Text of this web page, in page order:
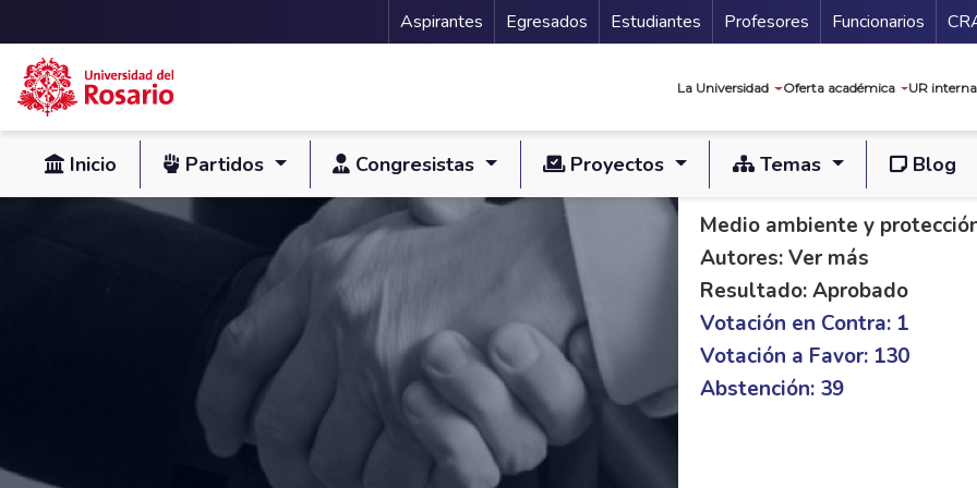
Pasar al contenido principal
Menu Secundario
Aspirantes Egresados Estudiantes Profesores Funcionarios
La Universidad Oferta académica UR
Inicio Partidos Congresistas Proyectos Temas Blog
PL C 45/20 S 484/
Medio ambiente y
Autores: Ver más
Resultado: Aprobado
Votación en Contra: 1
Votación a Favor: 130
Abstención: 39